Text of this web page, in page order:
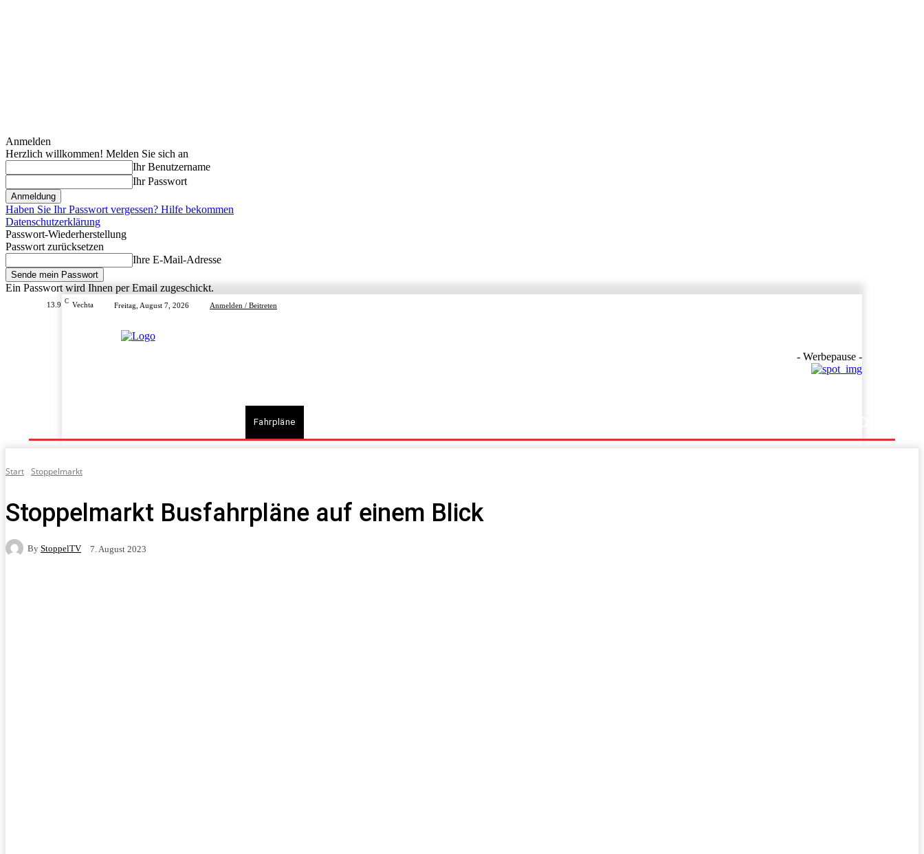
Anmelden
Herzlich willkommen! Melden Sie sich an
Ihr Benutzername
Ihr Passwort
Haben Sie Ihr Passwort vergessen? Hilfe bekommen
Datenschutzerklärung
Passwort-Wiederherstellung
Passwort zurücksetzen
Ihre E-Mail-Adresse
Ein Passwort wird Ihnen per Email zugeschickt.
13.9 C Vechta Freitag, August 7, 2026 Anmelden / Beitreten
- Werbepause -
Fahrpläne
Start Stoppelmarkt
Stoppelmarkt Busfahrpläne auf einem Blick
By StoppelTV 7. August 2023